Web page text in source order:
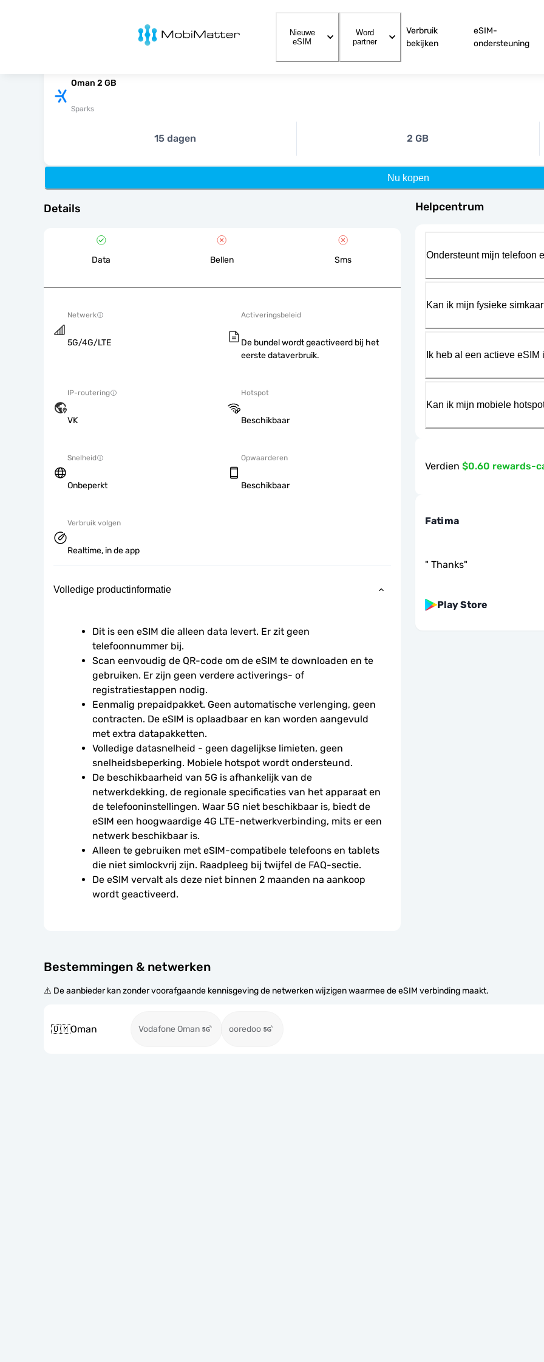
MobiMatter
Nieuwe
eSIM
Word
partner
Verbruik
bekijken
eSIM-
ondersteuning
Oman 2 GB
Sparks
15 dagen 2 GB
Nu kopen
Details
Data Bellen Sms
Netwerk
5G/4G/LTE
Activeringsbeleid
De bundel wordt geactiveerd bij het
eerste dataverbruik.
IP-routering
VK
Hotspot
Beschikbaar
Snelheid
Onbeperkt
Opwaarderen
Beschikbaar
Verbruik volgen
Realtime, in de app
Volledige productinformatie
Dit is een eSIM die alleen data levert. Er zit geen
telefoonnummer bij.
Scan eenvoudig de QR-code om de eSIM te downloaden en te
gebruiken. Er zijn geen verdere activerings- of
registratiestappen nodig.
Eenmalig prepaidpakket. Geen automatische verlenging, geen
contracten. De eSIM is oplaadbaar en kan worden aangevuld
met extra datapakketten.
Volledige datasnelheid - geen dagelijkse limieten, geen
snelheidsbeperking. Mobiele hotspot wordt ondersteund.
De beschikbaarheid van 5G is afhankelijk van de
netwerkdekking, de regionale specificaties van het apparaat en
de telefooninstellingen. Waar 5G niet beschikbaar is, biedt de
eSIM een hoogwaardige 4G LTE-netwerkverbinding, mits er een
netwerk beschikbaar is.
Alleen te gebruiken met eSIM-compatibele telefoons en tablets
die niet simlockvrij zijn. Raadpleeg bij twijfel de FAQ-sectie.
De eSIM vervalt als deze niet binnen 2 maanden na aankoop
wordt geactiveerd.
Bestemmingen & netwerken
⚠️ De aanbieder kan zonder voorafgaande kennisgeving de netwerken wijzigen waarmee de eSIM verbinding maakt.
🇴🇲Oman Vodafone Oman ooredoo
Helpcentrum
Ondersteunt mijn telefoon
Kan ik mijn fysieke
Ik heb al een actieve
Kan ik mijn mobiele
Verdien $0.60 rewards-
Fatima
" Thanks"
Play Store